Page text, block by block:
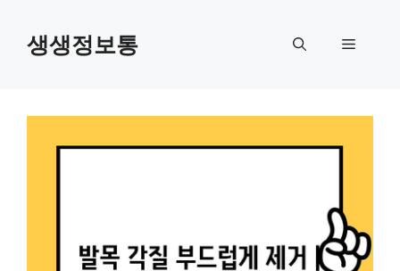
생생정보통 메